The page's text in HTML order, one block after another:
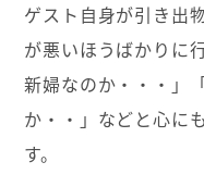
ゲスト自身が引き出
が悪いほうばかりに
新婦なのか・・・」
か・・」などと心に
す。